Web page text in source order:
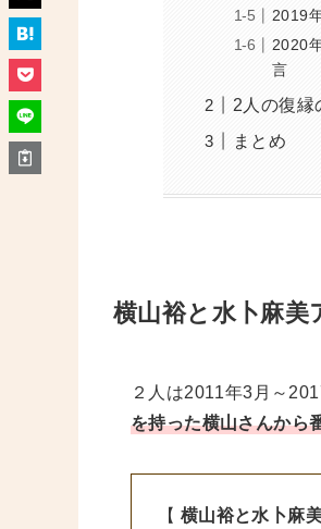
2019
2020
言
2人の復
まとめ
横山裕と水卜麻美
２人は2011年3月～
を持った横山さんから
【 横山裕と水卜麻